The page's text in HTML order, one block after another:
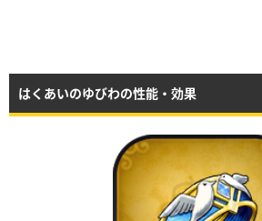
はくあいのゆびわの性能・効果